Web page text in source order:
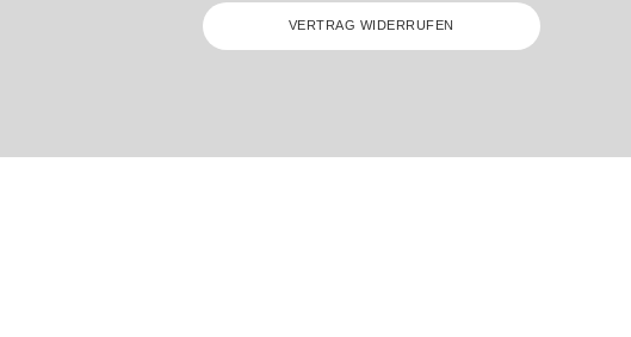
VERTRAG WIDERRUFEN